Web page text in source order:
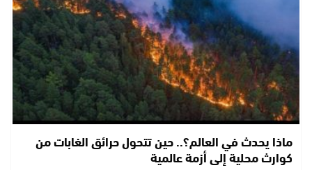
ماذا يحدث في العالم؟.. حين تتحول حرائق الغابات من
كوارث محلية إلى أزمة عالمية